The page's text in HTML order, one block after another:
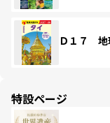
Ｄ１７ 地
特設ページ